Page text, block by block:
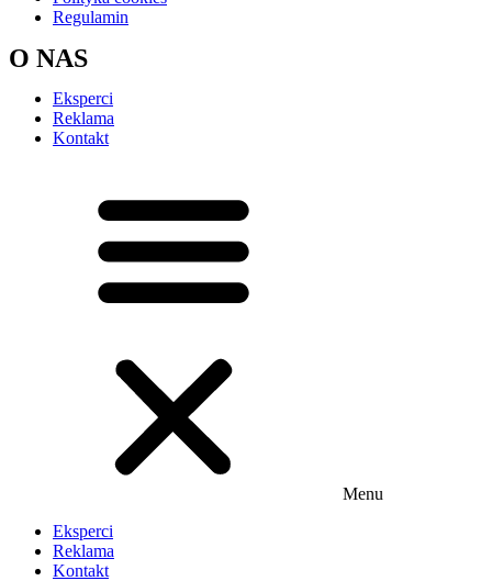
Regulamin
O NAS
Eksperci
Reklama
Kontakt
Menu
Eksperci
Reklama
Kontakt